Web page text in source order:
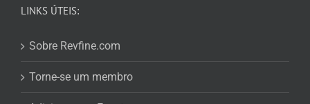
LINKS ÚTEIS:
Sobre Revfine.com
Torne-se um membro